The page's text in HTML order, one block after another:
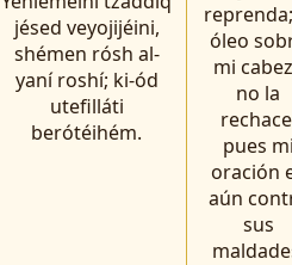
jésed veyojijéini,
shémen rósh al-
yaní roshí; ki-ód
utefilláti
berótéihém.
óleo
mi
no la
pues
oración
aún
sus